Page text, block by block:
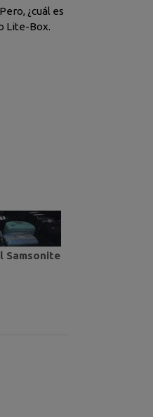
¿cuál es
Lite-Box.
Samsonite